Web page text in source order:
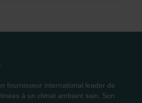
désactive l’enregistrement
de notre site Web ne soient plus
intégralité.
fournisseur international leader de
à un climat ambiant sain. Son